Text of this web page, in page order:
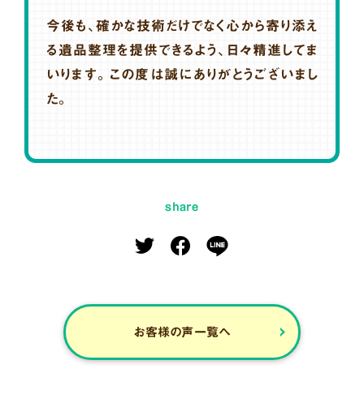
今後も、確かな技術だけでなく心から寄り添え
る遺品整理を提供できるよう、日々精進してま
いります。この度は誠にありがとうございまし
た。
share
お客様の声一覧へ